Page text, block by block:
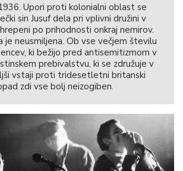
Upori proti kolonialni oblast se
sin Jusuf dela pri vplivni družini v
po prihodnosti onkraj nemirov.
je neusmiljena. Ob vse večjem številu
ki bežijo pred antisemitizmom v
prebivalstvu, ki se združuje v
vstaji proti tridesetletni britanski
zdi vse bolj neizogiben.